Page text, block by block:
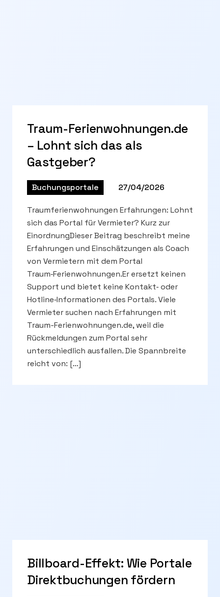
Traum-Ferienwohnungen.de
– Lohnt sich das als
Gastgeber?
Buchungsportale 27/04/2026
Traumferienwohnungen Erfahrungen: Lohnt
sich das Portal für Vermieter? Kurz zur
EinordnungDieser Beitrag beschreibt meine
Erfahrungen und Einschätzungen als Coach
von Vermietern mit dem Portal
Traum‑Ferienwohnungen.Er ersetzt keinen
Support und bietet keine Kontakt‑ oder
Hotline‑Informationen des Portals. Viele
Vermieter suchen nach Erfahrungen mit
Traum-Ferienwohnungen.de, weil die
Rückmeldungen zum Portal sehr
unterschiedlich ausfallen. Die Spannbreite
reicht von: […]
Billboard-Effekt: Wie Portale
Direktbuchungen fördern